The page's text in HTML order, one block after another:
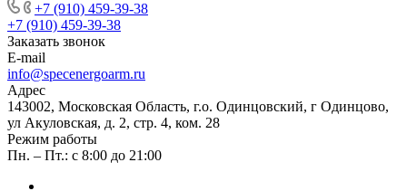
+7 (910) 459-39-38
+7 (910) 459-39-38
Заказать звонок
E-mail
info@specenergoarm.ru
Адрес
143002, Московская Область, г.о. Одинцовский, г Одинцово,
ул Акуловская, д. 2, стр. 4, ком. 28
Режим работы
Пн. – Пт.: с 8:00 до 21:00